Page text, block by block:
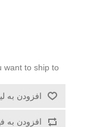
want to ship to
افزودن به
افزودن به